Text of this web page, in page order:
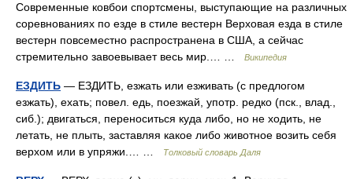
Современные ковбои спортсмены, выступающие на различных
соревнованиях по езде в стиле вестерн Верховая езда в стиле
вестерн повсеместно распространена в США, а сейчас
стремительно завоевывает весь мир.… …
Википедия
ЕЗДИТЬ — ЕЗДИТЬ, езжать или езживать (с предлогом
езжать), ехать; повел. едь, поезжай, употр. редко (пск., влад.,
сиб.); двигаться, переноситься куда либо, но не ходить, не
летать, не плыть, заставляя какое либо животное возить себя
верхом или в упряжи.… …
Толковый словарь Даля